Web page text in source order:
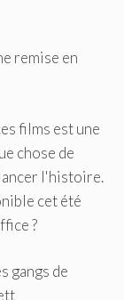
remise en
films est une
chose de
l'histoire.
cet été
?
gangs de